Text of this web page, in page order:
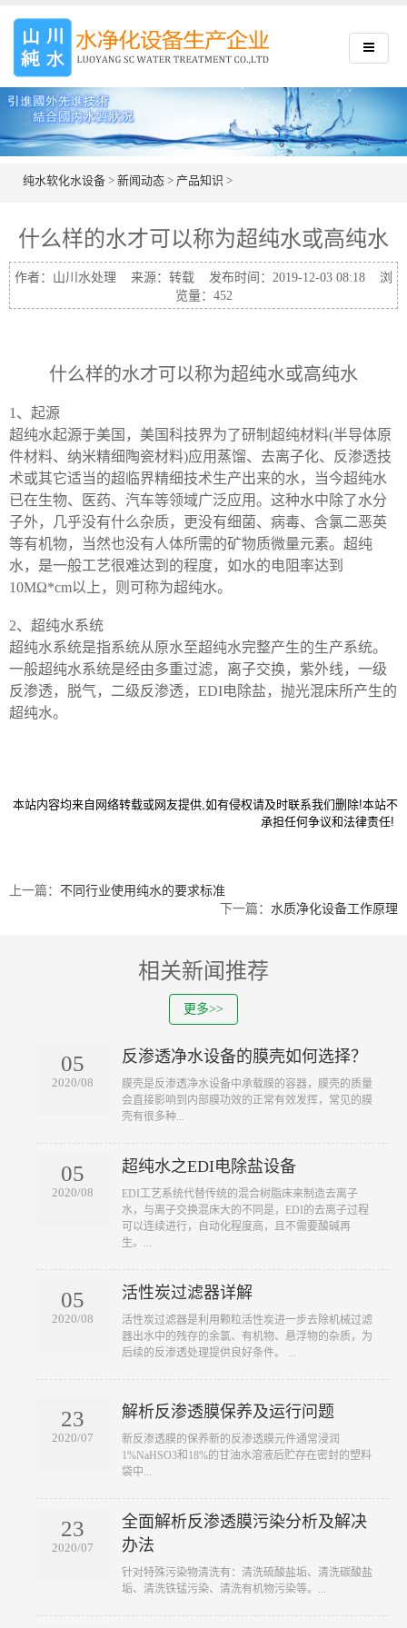
纯水软化水设备 > 新闻动态 > 产品知识 >
什么样的水才可以称为超纯水或高纯水
作者：山川水处理 来源：转载 发布时间：2019-12-03 08:18 浏
览量： 452
什么样的水才可以称为超纯水或高纯水
1、起源
超纯水起源于美国，美国科技界为了研制超纯材料(半导体原
件材料、纳米精细陶瓷材料)应用蒸馏、去离子化、反渗透技
术或其它适当的超临界精细技术生产出来的水，当今超纯水
已在生物、医药、汽车等领域广泛应用。这种水中除了水分
子外，几乎没有什么杂质，更没有细菌、病毒、含氯二恶英
等有机物，当然也没有人体所需的矿物质微量元素。超纯
水，是一般工艺很难达到的程度，如水的电阻率达到
10MΩ*cm以上，则可称为超纯水。
2、超纯水系统
超纯水系统是指系统从原水至超纯水完整产生的生产系统。
一般超纯水系统是经由多重过滤，离子交换，紫外线，一级
反渗透，脱气，二级反渗透，EDI电除盐，抛光混床所产生的
超纯水。
本站内容均来自网络转载或网友提供 ,如有侵权请及时联系我们删除!本站不
承担任何争议和法律责任!
上一篇： 不同行业使用纯水的要求标准
下一篇： 水质净化设备工作原理
相关新闻推荐
更多>>
05
2020/08
反渗透净水设备的膜壳如何选择？
​膜壳是反渗透净水设备中承载膜的容器，膜壳的质量
会直接影响到内部膜功效的正常有效发挥，常见的膜
壳有很多种...
05
2020/08
超纯水之EDI电除盐设备
​EDI工艺系统代替传统的混合树脂床来制造去离子
水，与离子交换混床大的不同是，EDI的去离子过程
可以连续进行，自动化程度高，且不需要酸碱再
生。...
05
2020/08
活性炭过滤器详解
​活性炭过滤器是利用颗粒活性炭进一步去除机械过滤
器出水中的残存的余氯、有机物、悬浮物的杂质，为
后续的反渗透处理提供良好条件。 ...
23
2020/07
解析反渗透膜保养及运行问题
​新反渗透膜的保养新的反渗透膜元件通常浸润
1%NaHSO3和18%的甘油水溶液后贮存在密封的塑料
袋中...
23
2020/07
全面解析反渗透膜污染分析及解决
办法
​针对特殊污染物清洗有：清洗硫酸盐垢、清洗碳酸盐
垢、清洗铁锰污染、清洗有机物污染等。...